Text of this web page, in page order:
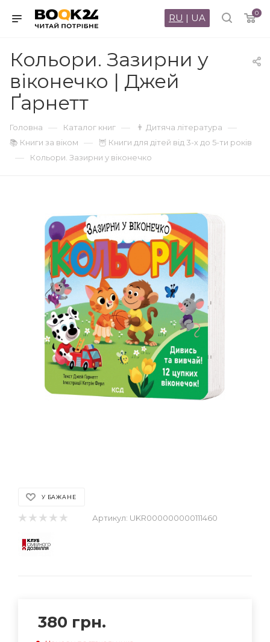
0
RU | UA
Кольори. Зазирни у
віконечко | Джей
Ґарнетт
Головна — Каталог книг — 👨 Дитяча література —
📚 Книги за віком — 🦉 Книги для дітей від 3-х до 5-ти років
— Кольори. Зазирни у віконечко
У БАЖАНЕ
Артикул: UKR000000000111460
380 грн.